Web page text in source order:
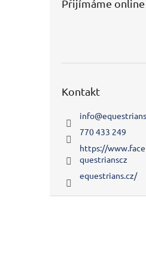
Přijímáme
Kontakt
info@
770 433 249
https://
questrianscz
equestrians.cz/